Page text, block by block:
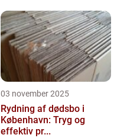
03 november 2025
Rydning af dødsbo i
København: Tryg og
effektiv pr...